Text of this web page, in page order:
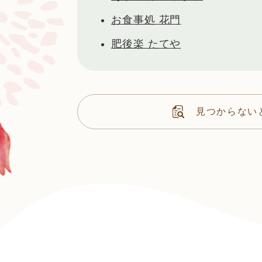
お食事処 花門
肥後楽 たてや
見つからない